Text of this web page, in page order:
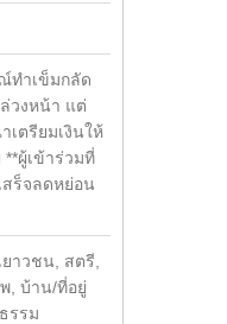
ทำเข็มกลัด
วงหน้า แต่
เตรียมเงินให้
ผู้เข้าร่วมที่
ร็จลดหย่อน
ยาวชน, สตรี,
, บ้าน/ที่อยู่
รรม